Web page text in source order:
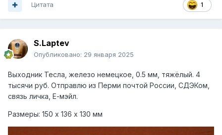
1
Цитата
S.Laptev
Опубликовано: 29 января 2025
Выходник Тесла, железо немецкое, 0.5 мм, тяжёлый. 4
тысячи руб. Отправлю из Перми почтой России, СДЭКом,
связь личка, Е-мэйл.
Размеры: 150 х 136 х 130 мм